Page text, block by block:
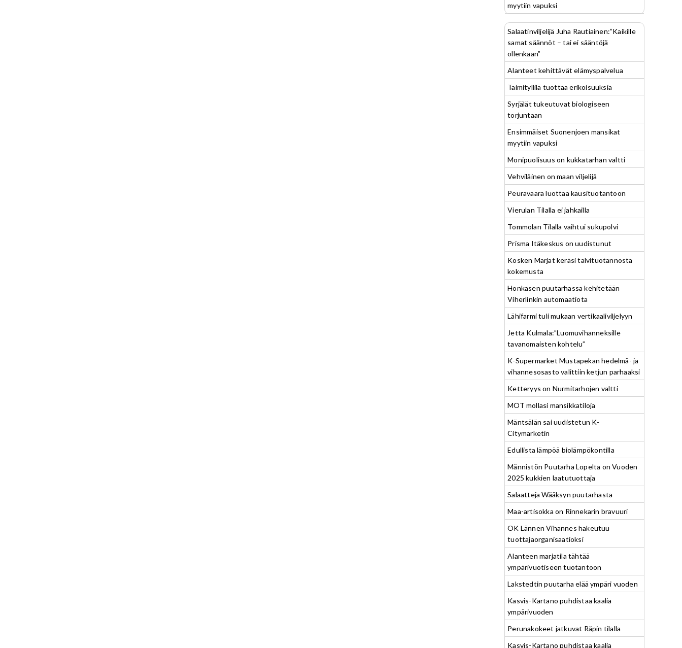
myytiin vapuksi
Salaatinviljelijä Juha Rautiainen:”Kaikille
samat säännöt – tai ei sääntöjä
ollenkaan”
Alanteet kehittävät elämyspalvelua
Taimityllilä tuottaa erikoisuuksia
Syrjälät tukeutuvat biologiseen
torjuntaan
Ensimmäiset Suonenjoen mansikat
myytiin vapuksi
Monipuolisuus on kukkatarhan valtti
Vehviläinen on maan viljelijä
Peuravaara luottaa kausituotantoon
Vierulan Tilalla ei jahkailla
Tommolan Tilalla vaihtui sukupolvi
Prisma Itäkeskus on uudistunut
Kosken Marjat keräsi talvituotannosta
kokemusta
Honkasen puutarhassa kehitetään
Viherlinkin automaatiota
Lähifarmi tuli mukaan vertikaaliviljelyyn
Jetta Kulmala:”Luomuvihanneksille
tavanomaisten kohtelu”
K-Supermarket Mustapekan hedelmä- ja
vihannesosasto valittiin ketjun parhaaksi
Ketteryys on Nurmitarhojen valtti
MOT mollasi mansikkatiloja
Mäntsälän sai uudistetun K-
Citymarketin
Edullista lämpöä biolämpökontilla
Männistön Puutarha Lopelta on Vuoden
2025 kukkien laatutuottaja
Salaatteja Wääksyn puutarhasta
Maa-artisokka on Rinnekarin bravuuri
OK Lännen Vihannes hakeutuu
tuottajaorganisaatioksi
Alanteen marjatila tähtää
ympärivuotiseen tuotantoon
Lakstedtin puutarha elää ympäri vuoden
Kasvis-Kartano puhdistaa kaalia
ympärivuoden
Perunakokeet jatkuvat Räpin tilalla
Kasvis-Kartano puhdistaa kaalia